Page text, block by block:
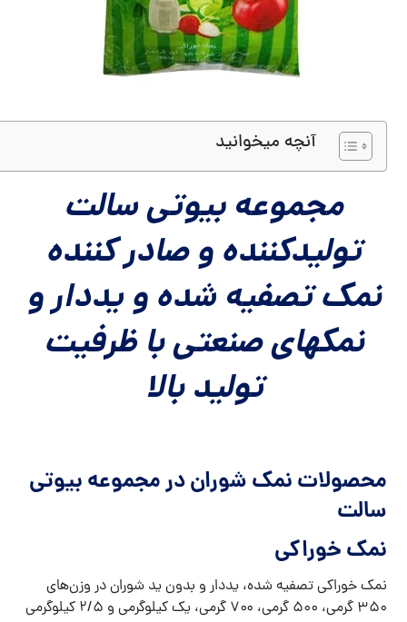
آنچه میخوانید
مجموعه بیوتی سالت
تولیدکننده و صادر کننده
نمک تصفیه شده و یددار و
نمکهای صنعتی با ظرفیت
تولید بالا
محصولات نمک شوران در مجموعه بیوتی
سالت
نمک خوراکی
نمک خوراکی تصفیه شده، یددار و بدون ید شوران در وزن‌های
۳۵۰ گرمی، ۵۰۰ گرمی، ۷۰۰ گرمی، یک کیلوگرمی و ۲/۵ کیلوگرمی